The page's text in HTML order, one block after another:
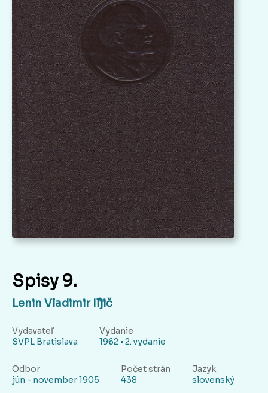
Spisy 9.
Lenin Vladimir Iľjič
Vydavateľ
SVPL Bratislava
Vydanie
1962 • 2. vydanie
Odbor
jún - november 1905
Počet strán
438
Jazyk
slovenský